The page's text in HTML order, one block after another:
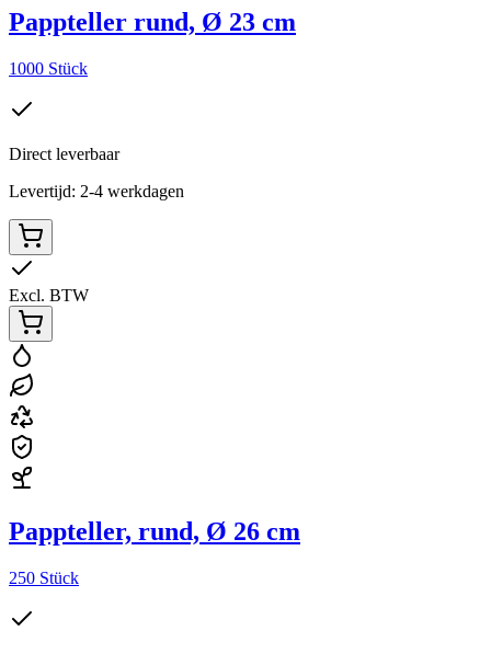
Pappteller rund, Ø 23 cm
1000 Stück
Direct leverbaar
Levertijd: 2-4 werkdagen
Excl. BTW
Pappteller, rund, Ø 26 cm
250 Stück